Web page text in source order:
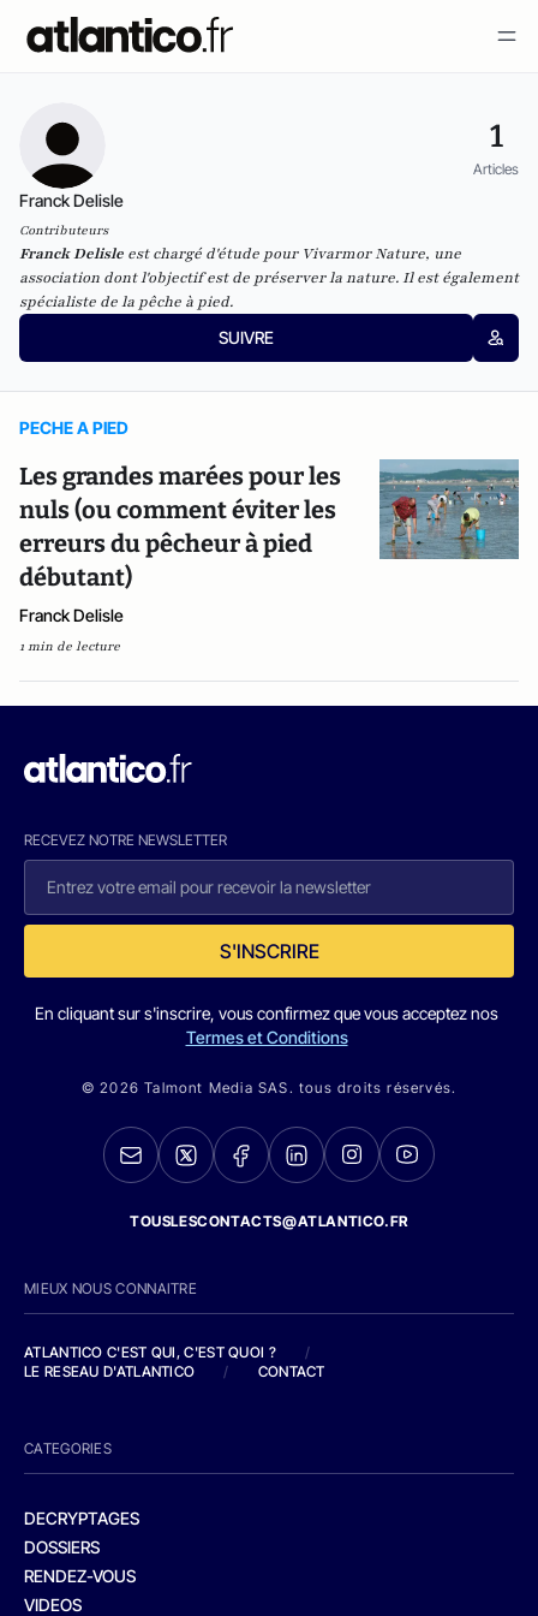
1
Articles
Franck Delisle
Contributeurs
Franck Delisle est chargé d'étude pour Vivarmor Nature, une
association dont l'objectif est de préserver la nature. Il est également
spécialiste de la pêche à pied.
SUIVRE
PECHE A PIED
Les grandes marées pour les
nuls (ou comment éviter les
erreurs du pêcheur à pied
débutant)
Franck Delisle
1 min de lecture
RECEVEZ NOTRE NEWSLETTER
S'INSCRIRE
En cliquant sur s'inscrire, vous confirmez que vous acceptez nos
Termes et Conditions
© 2026 Talmont Media SAS. tous droits réservés.
TOUSLESCONTACTS@ATLANTICO.FR
MIEUX NOUS CONNAITRE
ATLANTICO C'EST QUI, C'EST QUOI ?
/
LE RESEAU D'ATLANTICO
/ CONTACT
CATEGORIES
DECRYPTAGES
DOSSIERS
RENDEZ-VOUS
VIDEOS